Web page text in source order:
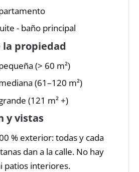
- baño principal
la propiedad
(> 60 m²)
(61–120 m²)
(121 m² +)
y vistas
% exterior: todas y cada
dan a la calle. No hay
patios interiores.